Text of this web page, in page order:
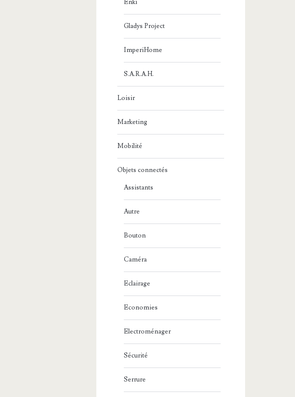
Enki
Gladys Project
ImperiHome
S.A.R.A.H.
Loisir
Marketing
Mobilité
Objets connectés
Assistants
Autre
Bouton
Caméra
Eclairage
Economies
Electroménager
Sécurité
Serrure